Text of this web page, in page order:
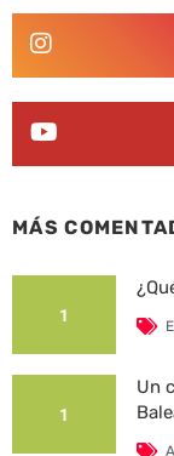
MÁS
1
1
Un